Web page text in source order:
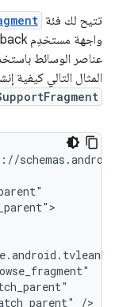
تتيح لك فئة
عناصر الوسائط
المثال التالي
/>